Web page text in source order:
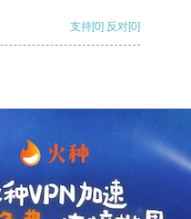
支持[0] 反对[0]
支持 [0] 反对 [0]